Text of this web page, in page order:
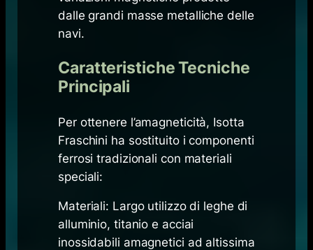
dalle grandi masse metalliche delle
navi.
Caratteristiche Tecniche
Principali
Per ottenere l’amagneticità, Isotta
Fraschini ha sostituito i componenti
ferrosi tradizionali con materiali
speciali:
Materiali: Largo utilizzo di leghe di
alluminio, titanio e acciai
inossidabili amagnetici ad altissima